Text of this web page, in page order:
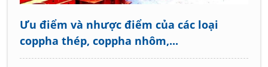
Ưu điểm và nhược điểm của các loại
coppha thép, coppha nhôm,...